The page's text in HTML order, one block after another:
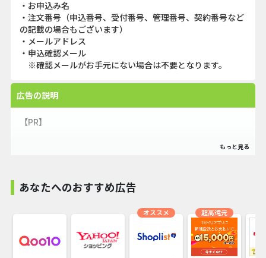
・お申込み名
・注文番号（申込番号、受付番号、管理番号、契約番号など
の記載の場合もございます）
・メールアドレス
・申込確認メール
※確認メールがお手元にない場合は不要となります。
広告の説明
【PR】
・Wプロテイン配合
◼︎ソイ×ホエイのダブルプロテイン設計
あなたへのおすすめ広告
オススメ 超高還元